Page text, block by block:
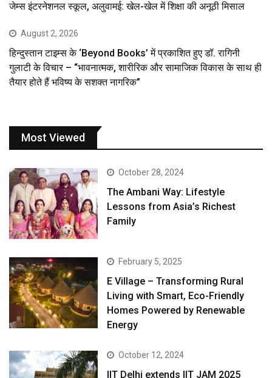
जेम्स इंटरनेशनल स्कूल, अलुवामई: खेल-खेल में शिक्षा की अनूठी मिसाल
August 2, 2026
हिन्दुस्तान टाइम्स के ‘Beyond Books’ में प्रकाशित हुए डॉ. रागिनी
गुलाटी के विचार – “भावनात्मक, शारीरिक और सामाजिक विकास के साथ ही
तैयार होते हैं भविष्य के सशक्त नागरिक”
Most Viewed
October 28, 2024
The Ambani Way: Lifestyle
Lessons from Asia’s Richest
Family
February 5, 2025
E Village – Transforming Rural
Living with Smart, Eco-Friendly
Homes Powered by Renewable
Energy
October 12, 2024
IIT Delhi extends IIT JAM 2025